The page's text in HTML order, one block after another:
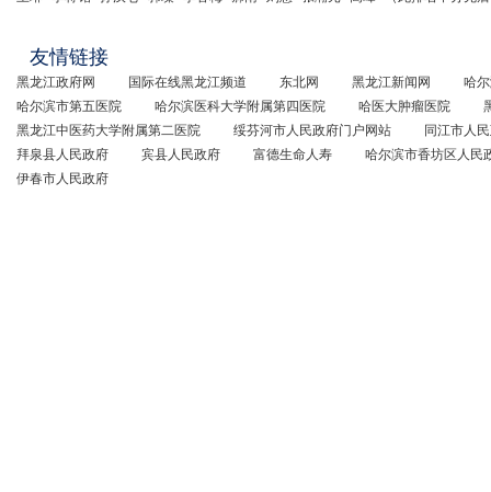
友情链接
黑龙江政府网 国际在线黑龙江频道 东北网 黑龙江新闻网
哈
哈尔滨市第五医院
哈尔滨医科大学附属第四医院 哈医大肿瘤医院
黑龙江中医药大学附属第二医院
绥芬河市人民政府门户网站
同江市人
拜泉县人民政府
宾县人民政府 富德生命人寿
哈尔滨市香坊区人民
伊春市人民政府